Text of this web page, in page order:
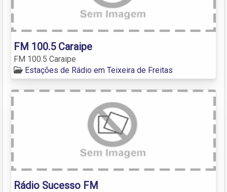
FM 100.5 Caraipe
FM 100.5 Caraipe
Estações de Rádio em Teixeira de Freitas
Rádio Sucesso FM